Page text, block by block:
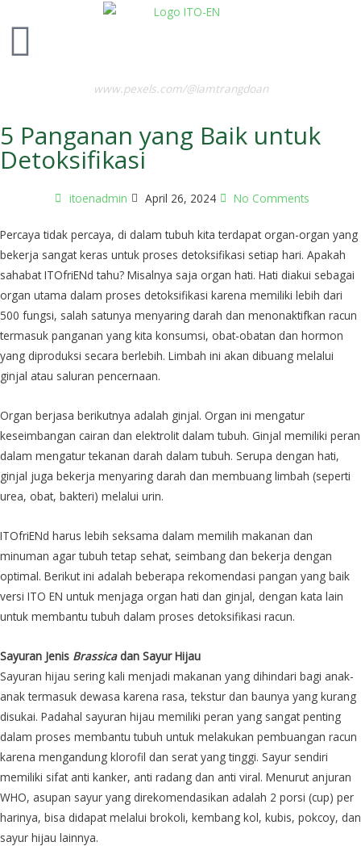
www.pexels.com/@iamtrangdoan
5 Panganan yang Baik untuk
Detoksifikasi
itoenadmin April 26, 2024 No Comments
Percaya tidak percaya, di dalam tubuh kita terdapat organ-organ yang
bekerja sangat keras untuk proses detoksifikasi setiap hari. Apakah
sahabat ITOfriENd tahu? Misalnya saja organ hati. Hati diakui sebagai
organ utama dalam proses detoksifikasi karena memiliki lebih dari
500 fungsi, salah satunya menyaring darah dan menonaktifkan racun
termasuk panganan yang kita konsumsi, obat-obatan dan hormon
yang diproduksi secara berlebih. Limbah ini akan dibuang melalui
ginjal atau saluran pencernaan.
Organ berjasa berikutnya adalah ginjal. Organ ini mengatur
keseimbangan cairan dan elektrolit dalam tubuh. Ginjal memiliki peran
dalam mengatur tekanan darah dalam tubuh. Serupa dengan hati,
ginjal juga bekerja menyaring darah dan membuang limbah (seperti
urea, obat, bakteri) melalui urin.
ITOfriENd harus lebih seksama dalam memilih makanan dan
minuman agar tubuh tetap sehat, seimbang dan bekerja dengan
optimal. Berikut ini adalah beberapa rekomendasi pangan yang baik
versi ITO EN untuk menjaga organ hati dan ginjal, dengan kata lain
untuk membantu tubuh dalam proses detoksifikasi racun.
Sayuran Jenis Brassicadan Sayur Hijau
Sayuran hijau sering kali menjadi makanan yang dihindari bagi anak-
anak termasuk dewasa karena rasa, tekstur dan baunya yang kurang
disukai. Padahal sayuran hijau memiliki peran yang sangat penting
dalam proses membantu tubuh untuk melakukan pembuangan racun
karena mengandung klorofil dan serat yang tinggi. Sayur sendiri
memiliki sifat anti kanker, anti radang dan anti viral. Menurut anjuran
WHO, asupan sayur yang direkomendasikan adalah 2 porsi (cup) per
harinya, bisa didapat melalui brokoli, kembang kol, kubis, pokcoy, dan
sayur hijau lainnya.